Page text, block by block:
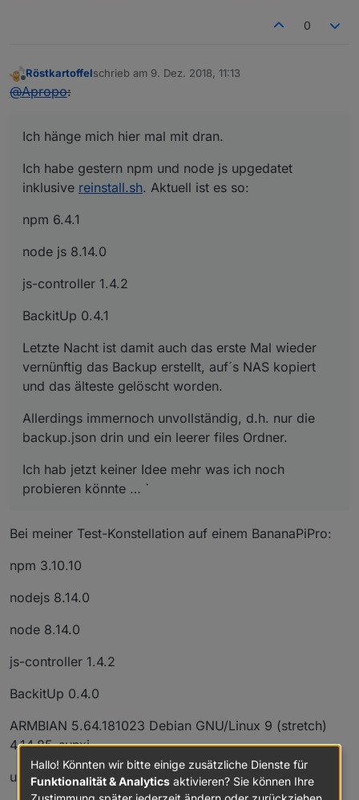
0
Offline
Röstkartoffelschrieb am 9. Dez. 2018, 11:13
zuletzt editiert von
@Apropo:
Ich hänge mich hier mal mit dran.
Ich habe gestern npm und node js upgedatet
inklusive reinstall.sh. Aktuell ist es so:
npm 6.4.1
node js 8.14.0
js-controller 1.4.2
BackitUp 0.4.1
Letzte Nacht ist damit auch das erste Mal wieder
vernünftig das Backup erstellt, auf´s NAS kopiert
und das älteste gelöscht worden.
Allerdings immernoch unvollständig, d.h. nur die
backup.json drin und ein leerer files Ordner.
Ich hab jetzt keiner Idee mehr was ich noch
probieren könnte … `
Bei meiner Test-Konstellation auf einem BananaPiPro:
npm 3.10.10
nodejs 8.14.0
node 8.14.0
js-controller 1.4.2
BackitUp 0.4.0
ARMBIAN 5.64.181023 Debian GNU/Linux 9 (stretch)
4.14.85-sunxi
und meinem Produktiv-System auf einem Rock64:
Hallo! Könnten wir bitte einige zusätzliche Dienste für
Funktionalität & Analytics aktivieren? Sie können Ihre